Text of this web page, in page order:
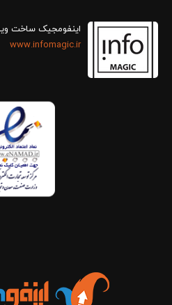
اینفومجیک ساخت
www.infomagic.ir